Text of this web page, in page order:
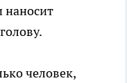
наносит
человек,